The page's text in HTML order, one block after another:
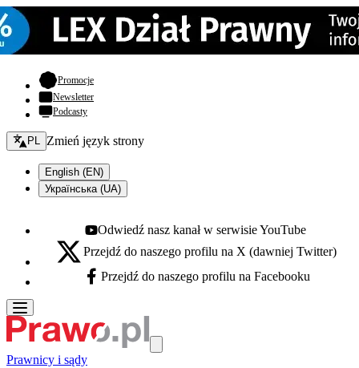
Promocje- otwiera się w nowej karcie
Newsletter
Podcasty
Zmień język - bieżący:
PL Zmień język strony
English (EN)
Українська (UA)
Youtube - otwiera się w nowej karcie
Odwiedź nasz kanał w serwisie YouTube
X - otwiera się w nowej karcie
Przejdź do naszego profilu na X (dawniej Twitter)
Facebook - otwiera się w nowej karcie
Przejdź do naszego profilu na Facebooku
Prawnicy i sądy